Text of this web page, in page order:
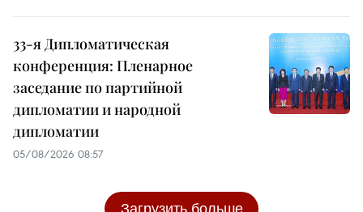
33-я Дипломатическая
конференция: Пленарное
заседание по партийной
дипломатии и народной
дипломатии
05/08/2026 08:57